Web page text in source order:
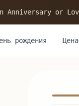
or
рождения Цена